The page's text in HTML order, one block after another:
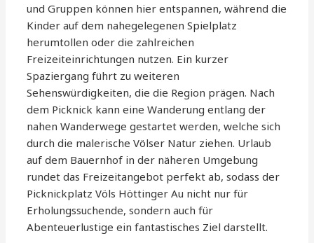
und Gruppen können hier entspannen, während die
Kinder auf dem nahegelegenen Spielplatz
herumtollen oder die zahlreichen
Freizeiteinrichtungen nutzen. Ein kurzer
Spaziergang führt zu weiteren
Sehenswürdigkeiten, die die Region prägen. Nach
dem Picknick kann eine Wanderung entlang der
nahen Wanderwege gestartet werden, welche sich
durch die malerische Völser Natur ziehen. Urlaub
auf dem Bauernhof in der näheren Umgebung
rundet das Freizeitangebot perfekt ab, sodass der
Picknickplatz Völs Höttinger Au nicht nur für
Erholungssuchende, sondern auch für
Abenteuerlustige ein fantastisches Ziel darstellt.